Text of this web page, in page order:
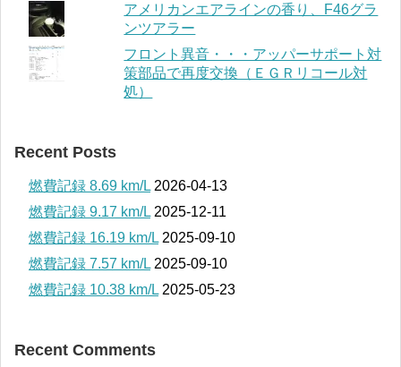
アメリカンエアラインの香り、F46グラ
ンツアラー
フロント異音・・・アッパーサポート対
策部品で再度交換（ＥＧＲリコール対
処）
Recent Posts
燃費記録 8.69 km/L 2026-04-13
燃費記録 9.17 km/L 2025-12-11
燃費記録 16.19 km/L 2025-09-10
燃費記録 7.57 km/L 2025-09-10
燃費記録 10.38 km/L 2025-05-23
Recent Comments